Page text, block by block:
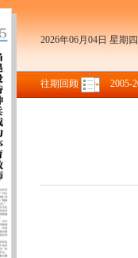
2026年06月04日 星期四
往期回顾 2005-